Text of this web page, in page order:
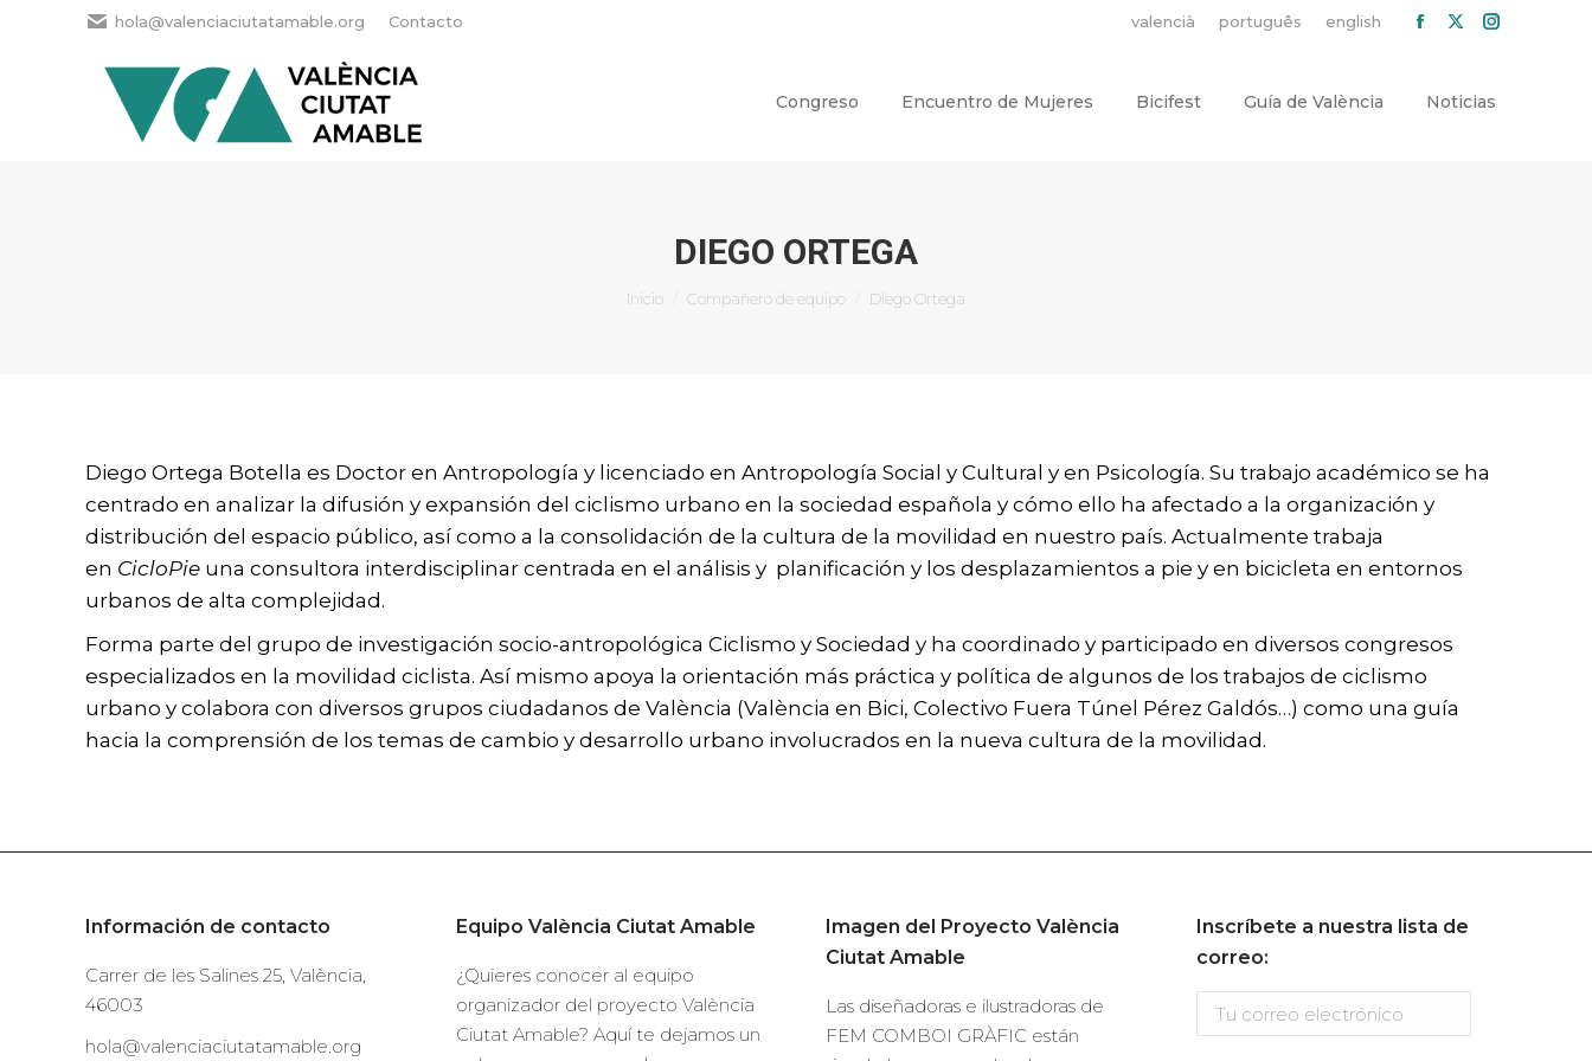
hola@valenciaciutatamable.org Contacto valencià português english
Facebook
opens
X
opensopens
Congreso Encuentro de Mujeres Bicifest Guía de València Noticias
DIEGO ORTEGA
Estás aquí:
Inicio Compañero de equipo Diego Ortega
Diego Ortega Botella es Doctor en Antropología y licenciado en Antropología Social y Cultural y en Psicología. Su trabajo académico se ha
centrado en analizar la difusión y expansión del ciclismo urbano en la sociedad española y cómo ello ha afectado a la organización y
distribución del espacio público, así como a la consolidación de la cultura de la movilidad en nuestro país. Actualmente trabaja
en CicloPie una consultora interdisciplinar centrada en el análisis y planificación y los desplazamientos a pie y en bicicleta en entornos
urbanos de alta complejidad.
Forma parte del grupo de investigación socio-antropológica Ciclismo y Sociedad y ha coordinado y participado en diversos congresos
especializados en la movilidad ciclista. Así mismo apoya la orientación más práctica y política de algunos de los trabajos de ciclismo
urbano y colabora con diversos grupos ciudadanos de València (València en Bici, Colectivo Fuera Túnel Pérez Galdós…) como una guía
hacia la comprensión de los temas de cambio y desarrollo urbano involucrados en la nueva cultura de la movilidad.
Información de contacto
Carrer de les Salines 25, València,
46003
hola@valenciaciutatamable.org
Equipo València Ciutat Amable
¿Quieres conocer al equipo
organizador del proyecto València
Ciutat Amable? Aquí te dejamos un
Imagen del Proyecto València
Ciutat Amable
Las diseñadoras e ilustradoras de
FEM COMBOI GRÀFIC están
Inscríbete a nuestra lista de
correo: